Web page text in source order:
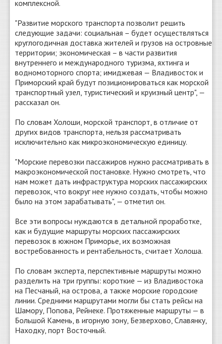
комплексной.
"Развитие морского транспорта позволит решить
следующие задачи: социальная – будет осуществляться
круглогодичная доставка жителей и грузов на островные
территории; экономическая – в части развития
внутреннего и международного туризма, яхтинга и
водномоторного спорта; имиджевая — Владивосток и
Приморский край будут позиционироваться как морской
транспортный узел, туристический и круизный центр", —
рассказал он.
По словам Холоши, морской транспорт, в отличие от
других видов транспорта, нельзя рассматривать
исключительно как микроэкономическую единицу.
"Морские перевозки пассажиров нужно рассматривать в
макроэкономической постановке. Нужно смотреть, что
нам может дать инфраструктура морских пассажирских
перевозок, что вокруг нее нужно создать, чтобы можно
было на этом зарабатывать", — отметил он.
Все эти вопросы нуждаются в детальной проработке,
как и будущие маршруты морских пассажирских
перевозок в южном Приморье, их возможная
востребованность и рентабельность, считает Холоша.
По словам эксперта, перспективные маршруты можно
разделить на три группы: короткие — из Владивостока
на Песчаный, на острова, а также морские городские
линии. Средними маршрутами могли бы стать рейсы на
Шамору, Попова, Рейнеке. Протяженные маршруты — в
Большой Камень, в игорную зону, Безверхово, Славянку,
Находку, порт Восточный.